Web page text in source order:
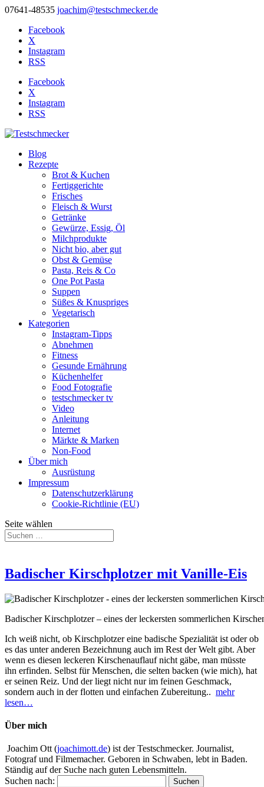
07641-48535 joachim@testschmecker.de
Facebook
X
Instagram
RSS
Facebook
X
Instagram
RSS
Blog
Rezepte
Brot & Kuchen
Fertiggerichte
Frisches
Fleisch & Wurst
Getränke
Gewürze, Essig, Öl
Milchprodukte
Nicht bio, aber gut
Obst & Gemüse
Pasta, Reis & Co
One Pot Pasta
Suppen
Süßes & Knuspriges
Vegetarisch
Kategorien
Instagram-Tipps
Abnehmen
Fitness
Gesunde Ernährung
Küchenhelfer
Food Fotografie
testschmecker tv
Video
Anleitung
Internet
Märkte & Marken
Non-Food
Über mich
Ausrüstung
Impressum
Datenschutzerklärung
Cookie-Richtlinie (EU)
Seite wählen
Badischer Kirschplotzer mit Vanille-Eis
Badischer Kirschplotzer – eines der leckersten sommerlichen
Ich weiß nicht, ob Kirschplotzer eine badische Spezialität ist oder ob
es das unter anderen Bezeichnung auch im Rest der Welt gibt. Aber
wenn es diesen leckeren Kirschenauflauf nicht gäbe, man müsste
ihn erfinden. Selbst für Menschen, die selten backen (wie mich), hat
er seinen Reiz. Und der liegt nicht nur im feinen Geschmack,
sondern auch in der flotten und einfachen Zubereitung.. mehr
lesen…
Über mich
Joachim Ott (joachimott.de) ist der Testschmecker. Journalist,
Fotograf und Filmemacher. Geboren in Schwaben, lebt in Baden.
Ständig auf der Suche nach guten Lebensmitteln.
Suchen nach: